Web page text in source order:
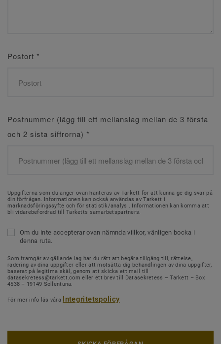
Postort *
Postnummer (lägg till ett mellanslag mellan de 3 första
och 2 sista siffrorna) *
Uppgifterna som du anger ovan hanteras av Tarkett för att kunna ge dig svar på
din förfrågan. Informationen kan också användas av Tarkett i
marknadsföringssyfte och för statistik/analys . Informationen kan komma att
bli vidarebefordrad till Tarketts samarbetspartners.
Om du inte accepterar ovan nämnda villkor, vänligen bocka i
denna ruta.
Som framgår av gällande lag har du rätt att begära tillgång till, rättelse,
radering av dina uppgifter eller att motsätta dig behandlingen av dina uppgifter,
baserat på legitima skäl, genom att skicka ett mail till
datasekretess@tarkett.com eller ett brev till Datasekretess – Tarkett – Box
4538 – 19149 Sollentuna.
För mer info läs våra Integritetspolicy